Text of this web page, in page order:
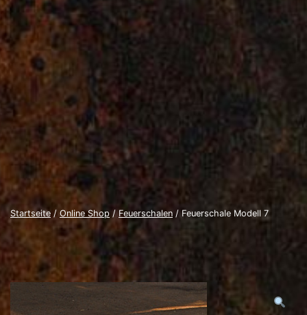
Startseite / Online Shop / Feuerschalen / Feuerschale Modell 7